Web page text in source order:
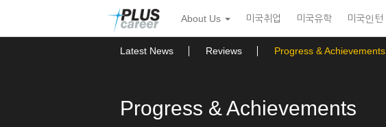
뉴
토
About Us 미국취업 미국유학 미국인턴
Latest News Reviews Progress & Achievements
Progress & Achievements